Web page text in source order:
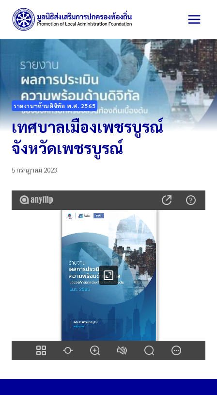
content
รายงานฯด้านดิจิทัล พ.ศ. 2565
เทศบาลเมืองเพชรบูรณ์
จังหวัดเพชรบูรณ์
5 กรกฎาคม 2023